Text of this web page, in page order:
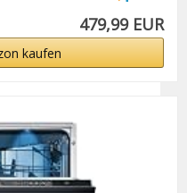
479,99 EUR
kaufen